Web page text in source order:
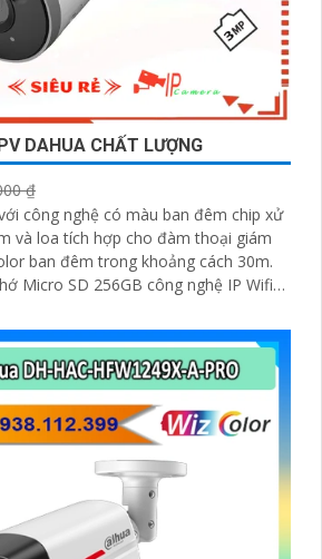
DAHUA CHẤT LƯỢNG
₫
công nghệ có màu ban đêm chip xử
và loa tích hợp cho đàm thoại giám
ban đêm trong khoảng cách 30m.